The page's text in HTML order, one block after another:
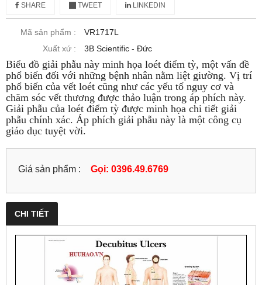
SHARE TWEET LINKEDIN
Mã sản phẩm :
VR1717L
Xuất xứ :
3B Scientific - Đức
Biểu đồ giải phẫu này minh họa loét điểm tỳ, một vấn đề
phổ biến đối với những bệnh nhân nằm liệt giường. Vị trí
phổ biến của vết loét cũng như các yếu tố nguy cơ và
chăm sóc vết thương được thảo luận trong áp phích này.
Giải phẫu của loét điểm tỳ được minh họa chi tiết giải
phẫu chính xác. Áp phích giải phẫu này là một công cụ
giáo dục tuyệt vời.
Giá sản phẩm : Gọi: 0396.49.6769
CHI TIẾT